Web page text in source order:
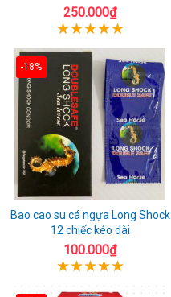
250.000₫
-18%
Bao cao su cá ngựa Long Shock
12 chiếc kéo dài
100.000₫